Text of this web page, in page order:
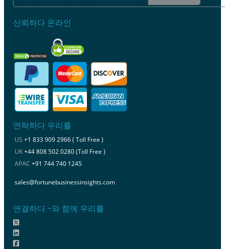
신뢰하다 온라인
연락하다 우리를
US +1 833 909 2966 ( Toll Free )
UK+44 808 502 0280 (Toll Free )
APAC +91 744 740 1245
sales@fortunebusinessinsights.com
연결하다 ~와 함께 우리를